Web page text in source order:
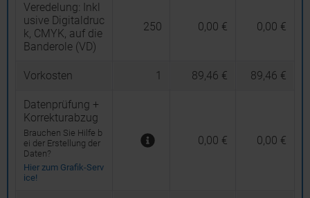
Veredelung: Inkl
usive Digitaldruc
k, CMYK, auf die
Banderole (VD)
250 0,00 € 0,00 €
Vorkosten 1 89,46 € 89,46 €
Datenprüfung +
Korrekturabzug
Brauchen Sie Hilfe b
ei der Erstellung der
Daten?
Hier zum Grafik-Serv
ice!
0,00 € 0,00 €